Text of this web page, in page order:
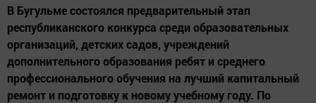
В Бугульме состоялся предварительный этап
республиканского конкурса среди образовательных
организаций, детских садов, учреждений
дополнительного образования ребят и среднего
профессионального обучения на лучший капитальный
ремонт и подготовку к новому учебному году. По